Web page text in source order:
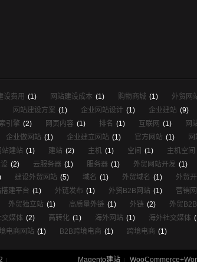
设费用 (1) 网站建设成本 (1) 购物商城 (1) 外贸网
网站建设方案 (1) 企业网站设计 (1) 企业建站 (9)
引擎 (2) 网页内容 (1) 排名 (1) 互联网 (1) 网
企业做网站 (1) 企业建立网站 (1) 官方网站 (1) 网
站建站 (1) 建站 (2) 主机 (1) 空间 (1) 主机空间
(2) 云服务器 (1) 服务器 (1) 外贸网站开发 (1)
建设外贸网站 (5) 域名 (1) 外贸域名 (1) 外贸
搭建平台 (1) 外链发布 (1) 外贸B2B网站 (1) 营销
外贸独立站 (1) 高质量外链 (1) 外链 (2) 外贸
交媒体 (2) 高转化 (1) 海外网站 (1) 海外社交媒体
电商网站 (1) B2B跨境电商 (1) 跨境电商 (1)
| Magento建站 |